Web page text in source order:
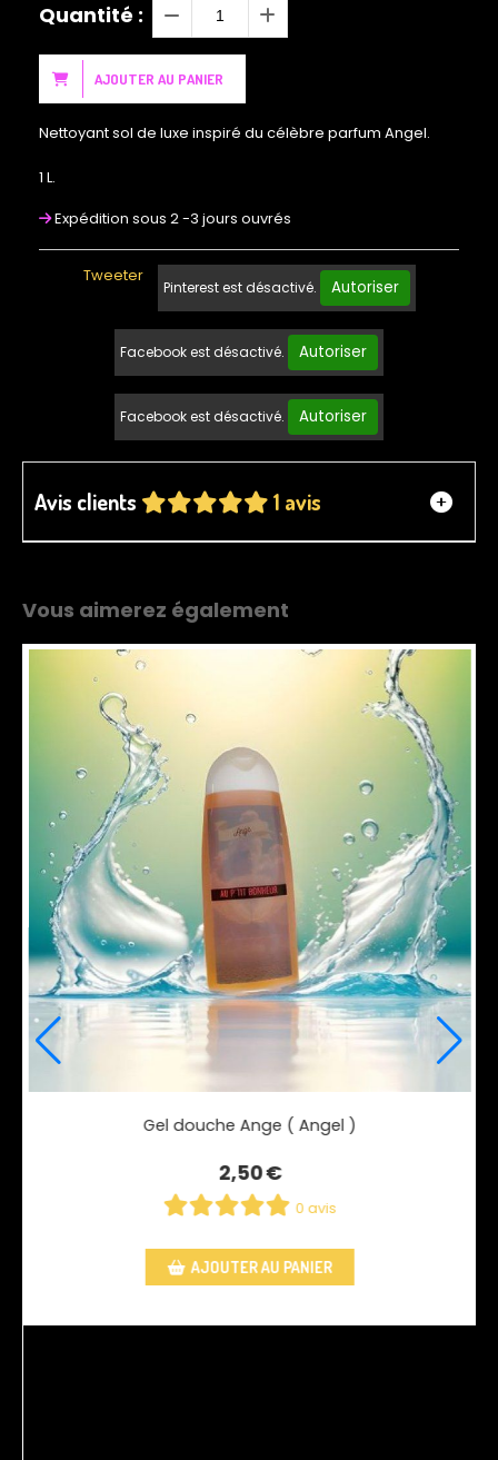
Quantité :
AJOUTER AU PANIER
Nettoyant sol de luxe inspiré du célèbre parfum Angel.
1 L.
Expédition sous 2 -3 jours ouvrés
Tweeter
Pinterest est désactivé. Autoriser
Facebook est désactivé. Autoriser
Facebook est désactivé. Autoriser
Avis clients 1 avis
Vous aimerez également
Spray ambiance et textile Ange ( Angel ) - 250 ml
10,00€